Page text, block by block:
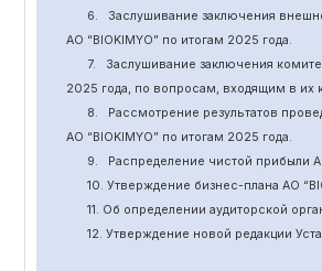
6.
Заслушивание заключения
АО “BIOKIMYO”по итогам 2025 года.
7.
Заслушивание заключения
2025 года, по вопросам, входящим в
8.
Рассмотрение результатов
АО “BIOKIMYO”по итогам 2025 года.
9.
Распределение чистой прибыли
10. Утверждение бизнес-плана АО
11. Об определении аудиторской
12. Утверждение новой редакции